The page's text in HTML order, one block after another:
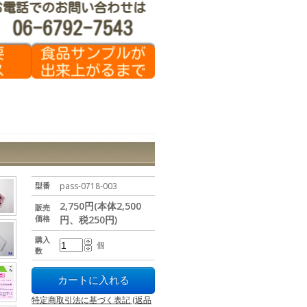
型番 pass-0718-003
販売
価格
2,750円(本体2,500
円、税250円)
購入
数
個
特定商取引法に基づく表記 (返品